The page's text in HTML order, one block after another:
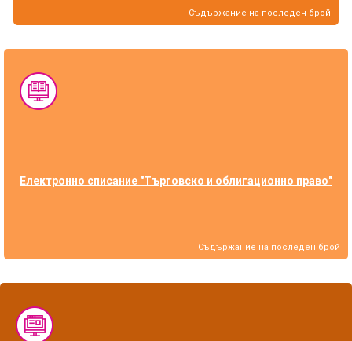
Съдържание на последен брой
Електронно списание "Търговско и облигационно право"
Съдържание на последен брой